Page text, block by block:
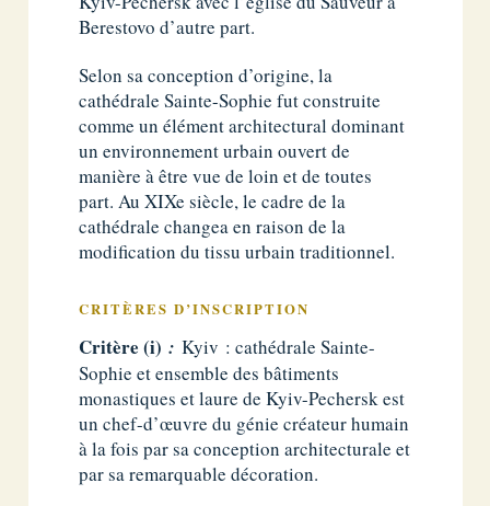
Berestovo d’autre part.
Selon sa conception d’origine, la
cathédrale Sainte-Sophie fut construite
comme un élément architectural dominant
un environnement urbain ouvert de
manière à être vue de loin et de toutes
part. Au XIXe siècle, le cadre de la
cathédrale changea en raison de la
modification du tissu urbain traditionnel.
CRITÈRES D’INSCRIPTION
Critère (i) :Kyiv : cathédrale Sainte-
Sophie et ensemble des bâtiments
monastiques et laure de Kyiv-Pechersk est
un chef-d’œuvre du génie créateur humain
à la fois par sa conception architecturale et
par sa remarquable décoration.